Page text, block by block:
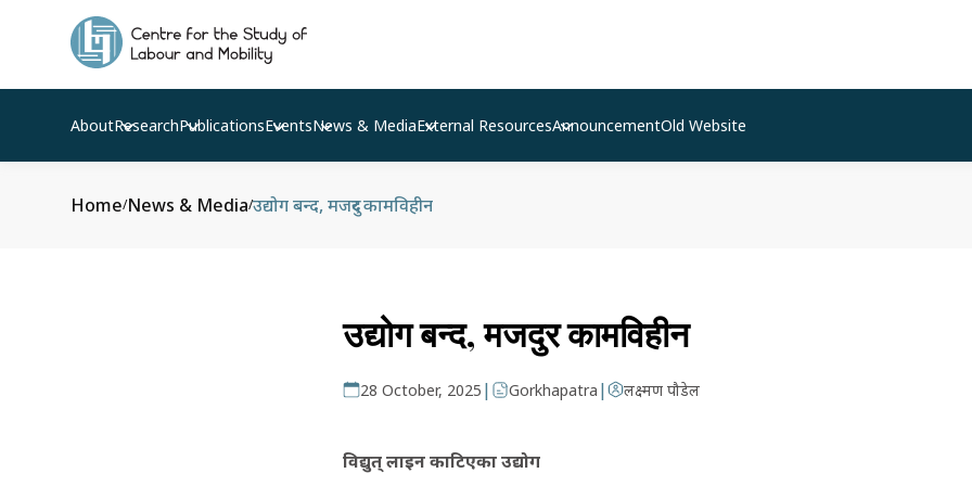
AboutResearchPublicationsEventsNews & MediaExternal ResourcesAnnouncementOld Website
Home/News & Media/उद्योग बन्द, मजदुर कामविहीन
उद्योग बन्द, मजदुर कामविहीन
28 October, 2025 | Gorkhapatra | लक्ष्मण पौडेल
विद्युत् लाइन काटिएका उद्योग